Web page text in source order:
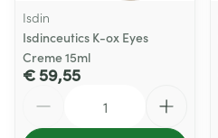
Isdin
Isdinceutics K-ox Eyes
Creme 15ml
€ 59,55